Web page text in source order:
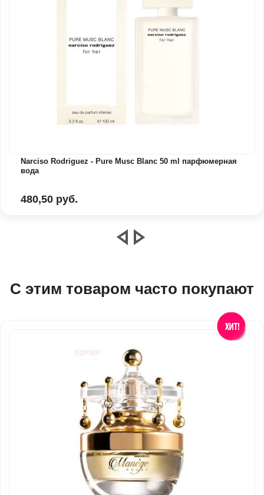
Narciso Rodriguez - Pure Musc Blanc 50 ml парфюмерная
вода
480,50 руб.
С этим товаром часто покупают